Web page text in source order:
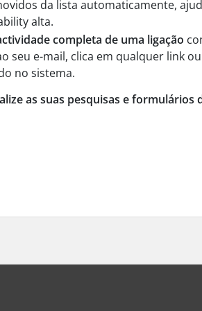
da lista automaticamente,
alta.
completa de uma ligação
seu e-mail, clica em qualquer link
no sistema.
as suas pesquisas e formulários